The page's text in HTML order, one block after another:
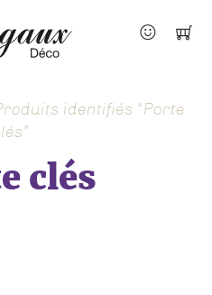
identifiés “Porte
clés